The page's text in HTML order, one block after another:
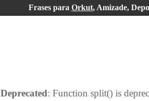
Frases para Orkut, Amizade,
Deprecated: Function split() is